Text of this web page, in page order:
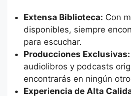
Extensa Biblioteca: Con
disponibles, siempre
para escuchar.
Producciones Exclusivas:
audiolibros y podcasts
encontrarás en ningún
Experiencia de Alta